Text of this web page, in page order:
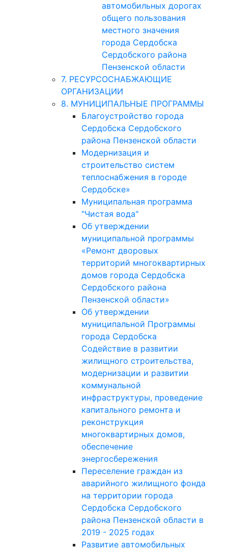
автомобильных дорогах
общего пользования
местного значения
города Сердобска
Сердобского района
Пензенской области
7. РЕСУРСОСНАБЖАЮЩИЕ
ОРГАНИЗАЦИИ
8. МУНИЦИПАЛЬНЫЕ ПРОГРАММЫ
Благоустройство города
Сердобска Сердобского
района Пензенской области
Модернизация и
строительство систем
теплоснабжения в городе
Сердобске»
Муниципальная программа
"Чистая вода"
Об утверждении
муниципальной программы
«Ремонт дворовых
территорий многоквартирных
домов города Сердобска
Сердобского района
Пензенской области»
Об утверждении
муниципальной Программы
города Сердобска
Содействие в развитии
жилищного строительства,
модернизации и развитии
коммунальной
инфраструктуры, проведение
капитального ремонта и
реконструкция
многоквартирных домов,
обеспечение
энергосбережения
Переселение граждан из
аварийного жилищного фонда
на территории города
Сердобска Сердобского
района Пензенской области в
2019 - 2025 годах
Развитие автомобильных